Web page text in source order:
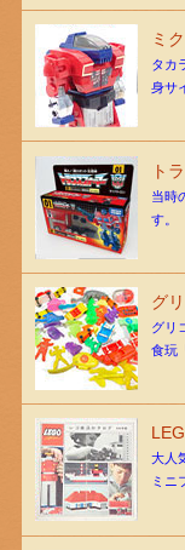
ミ
タカ
身サ
ト
当時
す。
グ
グリ
食玩
大人
ミニ